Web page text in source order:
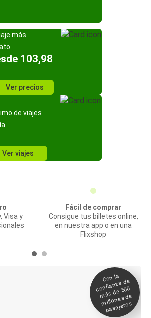
más
103,98
Ver precios
de viajes
Ver viajes
Visa y
Fácil de comprar
Consigue tus billetes online,
en nuestra app o en una
Flixshop
Con la
confianza de
más de 500
millones de
pasajeros